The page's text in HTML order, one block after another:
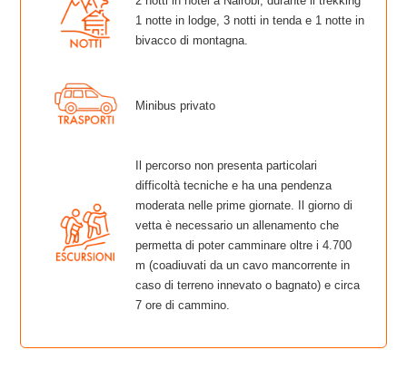
1 notte in lodge, 3 notti in tenda e 1 notte in
bivacco di montagna.
Minibus privato
Il percorso non presenta particolari
difficoltà tecniche e ha una pendenza
moderata nelle prime giornate. Il giorno di
vetta è necessario un allenamento che
permetta di poter camminare oltre i 4.700
m (coadiuvati da un cavo mancorrente in
caso di terreno innevato o bagnato) e circa
7 ore di cammino.